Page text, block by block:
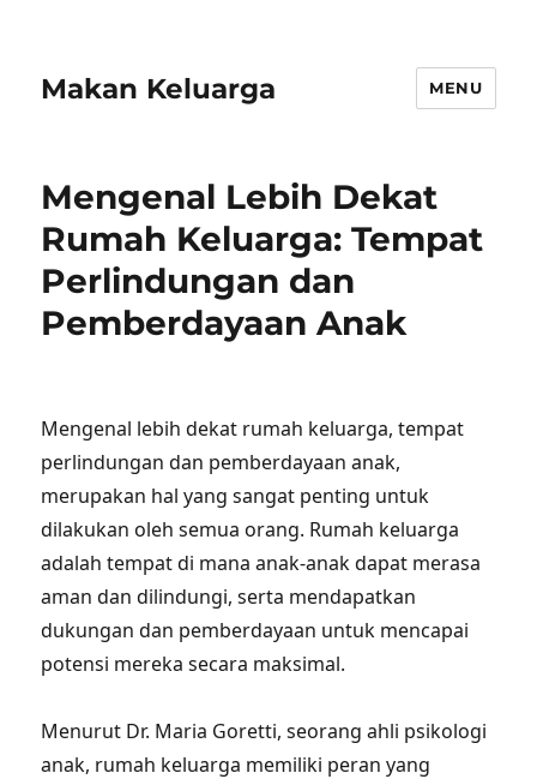
Makan Keluarga MENU
Mengenal Lebih Dekat
Rumah Keluarga: Tempat
Perlindungan dan
Pemberdayaan Anak
Mengenal lebih dekat rumah keluarga, tempat
perlindungan dan pemberdayaan anak,
merupakan hal yang sangat penting untuk
dilakukan oleh semua orang. Rumah keluarga
adalah tempat di mana anak-anak dapat merasa
aman dan dilindungi, serta mendapatkan
dukungan dan pemberdayaan untuk mencapai
potensi mereka secara maksimal.
Menurut Dr. Maria Goretti, seorang ahli psikologi
anak, rumah keluarga memiliki peran yang